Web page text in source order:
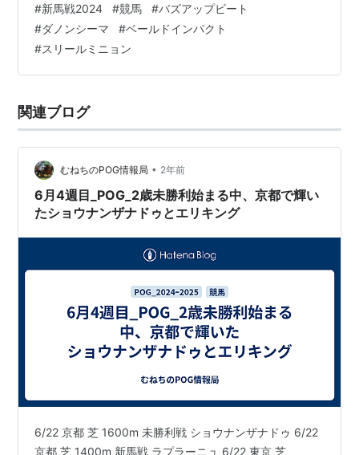
ラードと地味に一世代ズレてるのが惜しい。 6/27に美浦
南Wで83.0-67.6-53.2-38.1-12.0とこの厩舎なら上々の
動き。 同じダノンバラード産駒のキタウイングも管理し
ているし、血統的に…
#新馬戦2024 #競馬 #バズアップビート
#ダノンシーマ #ベールドインパクト
#スリールミニョン
関連ブログ
むねちのPOG情報局 • 2年前
6月4週目_POG_2歳未勝利始まる中、京都で輝い
たショウナンザナドゥとエリキング
6/22 京都 芝 1600m 未勝利戦 ショウナンザナドゥ 6/22
京都 芝 1400m 新馬戦 ラプラーニュ 6/22 東京 芝